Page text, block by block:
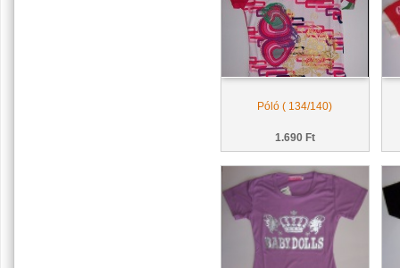
Póló ( 134/140)
1.690 Ft